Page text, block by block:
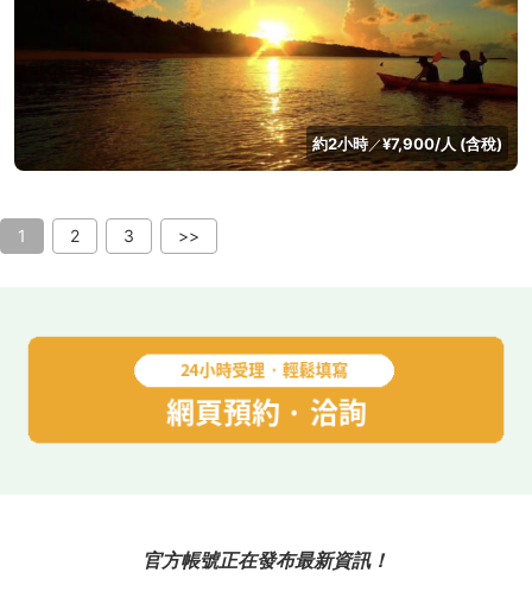
約2小時／¥7,900/人 (含稅)
1 2 3 >>
官方帳號正在發布最新資訊！